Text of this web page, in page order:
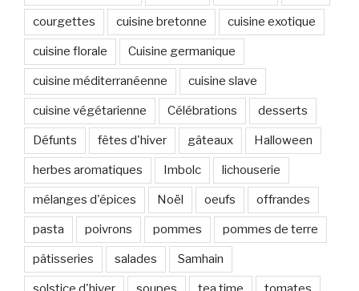
courgettes cuisine bretonne cuisine exotique
cuisine florale Cuisine germanique
cuisine méditerranéenne cuisine slave
cuisine végétarienne Célébrations desserts
Défunts fêtes d'hiver gâteaux Halloween
herbes aromatiques Imbolc lichouserie
mélanges d'épices Noël oeufs offrandes
pasta poivrons pommes pommes de terre
pâtisseries salades Samhain